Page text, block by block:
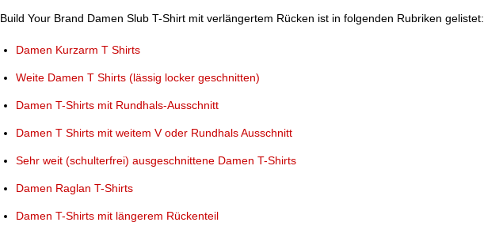
Build Your Brand Damen Slub T-Shirt mit verlängertem Rücken ist in folgenden Rubriken gelistet:
Damen Kurzarm T Shirts
Weite Damen T Shirts (lässig locker geschnitten)
Damen T-Shirts mit Rundhals-Ausschnitt
Damen T Shirts mit weitem V oder Rundhals Ausschnitt
Sehr weit (schulterfrei) ausgeschnittene Damen T-Shirts
Damen Raglan T-Shirts
Damen T-Shirts mit längerem Rückenteil